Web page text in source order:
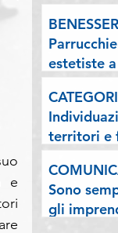
e
estetiste
Esposto
lombarde:
valgano
territori e
pilota
–
Sono
gli